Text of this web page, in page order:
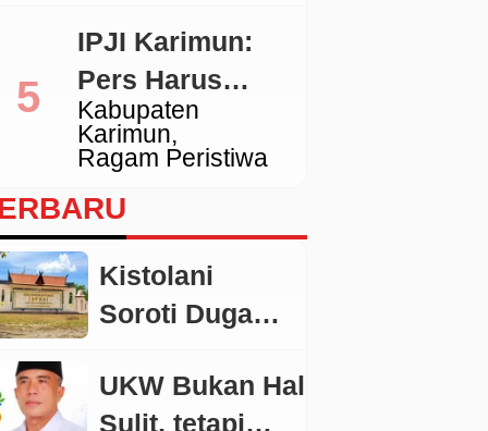
Polda Metro
Jaya
Kabupaten
Karimun
Ragam Peristiwa
IPJI Karimun:
Pers Harus
Dilindungi,
Wartawan yang
Melanggar Etika
Juga Wajib
Dikoreksi
Kistolani
Soroti Dugaan
Pokir di
UKW Bukan Hal
Sulit, tetapi